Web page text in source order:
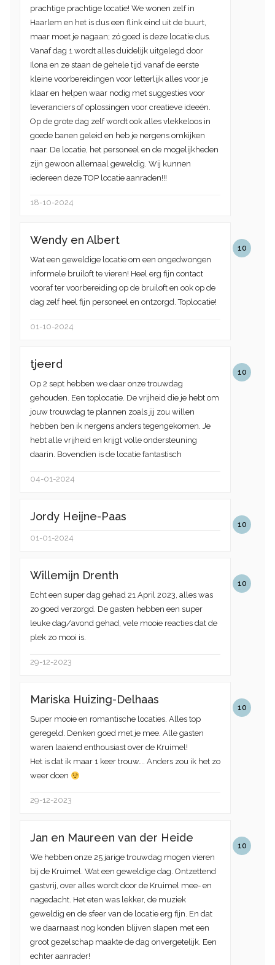
prachtige prachtige locatie! We wonen zelf in
Haarlem en het is dus een flink eind uit de buurt,
maar moet je nagaan; zó goed is deze locatie dus.
Vanaf dag 1 wordt alles duidelijk uitgelegd door
Ilona en ze staan de gehele tijd vanaf de eerste
kleine voorbereidingen voor letterlijk alles voor je
klaar en helpen waar nodig met suggesties voor
leveranciers of oplossingen voor creatieve ideeën.
Op de grote dag zelf wordt ook alles vlekkeloos in
goede banen geleid en heb je nergens omkijken
naar. De locatie, het personeel en de mogelijkheden
zijn gewoon allemaal geweldig. Wij kunnen
iedereen deze TOP locatie aanraden!!!
18-10-2024
10
Wendy en Albert
Wat een geweldige locatie om een ongedwongen
informele bruiloft te vieren! Heel erg fijn contact
vooraf ter voorbereiding op de bruiloft en ook op de
dag zelf heel fijn personeel en ontzorgd. Toplocatie!
01-10-2024
10
tjeerd
Op 2 sept hebben we daar onze trouwdag
gehouden. Een toplocatie. De vrijheid die je hebt om
jouw trouwdag te plannen zoals jij zou willen
hebben ben ik nergens anders tegengekomen. Je
hebt alle vrijheid en krijgt volle ondersteuning
daarin. Bovendien is de locatie fantastisch
04-01-2024
10
Jordy Heijne-Paas
01-01-2024
10
Willemijn Drenth
Echt een super dag gehad 21 April 2023, alles was
zo goed verzorgd. De gasten hebben een super
leuke dag/avond gehad, vele mooie reacties dat de
plek zo mooi is.
29-12-2023
10
Mariska Huizing-Delhaas
Super mooie en romantische locaties. Alles top
geregeld. Denken goed met je mee. Alle gasten
waren laaiend enthousiast over de Kruimel!
Het is dat ik maar 1 keer trouw…. Anders zou ik het zo
weer doen
29-12-2023
10
Jan en Maureen van der Heide
We hebben onze 25 jarige trouwdag mogen vieren
bij de Kruimel. Wat een geweldige dag. Ontzettend
gastvrij, over alles wordt door de Kruimel mee- en
nagedacht. Het eten was lekker, de muziek
geweldig en de sfeer van de locatie erg fijn. En dat
we daarnaast nog konden blijven slapen met een
groot gezelschap maakte de dag onvergetelijk. Een
echter aanrader!